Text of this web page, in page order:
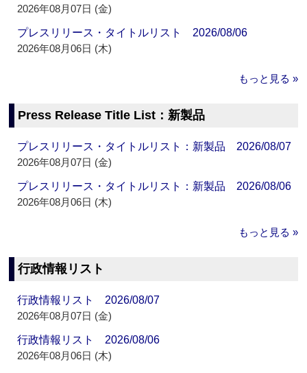
2026年08月07日 (金)
プレスリリース・タイトルリスト 2026/08/06
2026年08月06日 (木)
もっと見る »
Press Release Title List：新製品
プレスリリース・タイトルリスト：新製品 2026/08/07
2026年08月07日 (金)
プレスリリース・タイトルリスト：新製品 2026/08/06
2026年08月06日 (木)
もっと見る »
行政情報リスト
行政情報リスト 2026/08/07
2026年08月07日 (金)
行政情報リスト 2026/08/06
2026年08月06日 (木)